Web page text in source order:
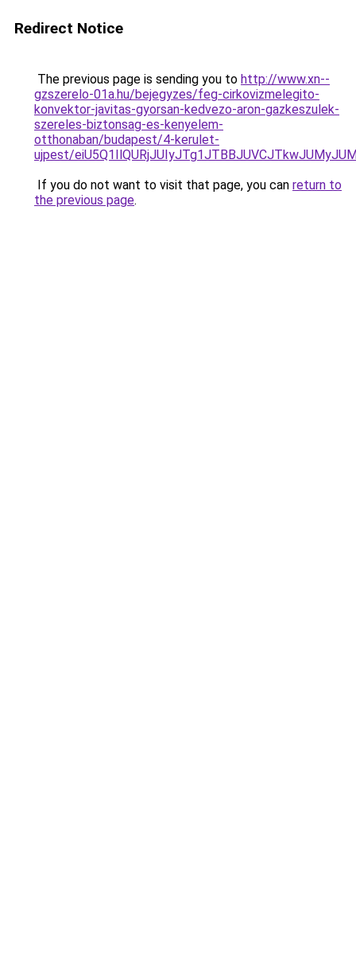
Redirect Notice
The previous page is sending you to http://www.xn--
gzszerelo-01a.hu/bejegyzes/feg-cirkovizmelegito-
konvektor-javitas-gyorsan-kedvezo-aron-gazkeszulek-
szereles-biztonsag-es-kenyelem-
otthonaban/budapest/4-kerulet-
ujpest/
If you do not want to visit that page, you can return to
the previous page.